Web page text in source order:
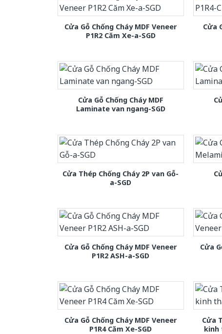
Cửa Gỗ Chống Cháy MDF Veneer
P1R2 Căm Xe-a-SGD
Cửa
Cửa Gỗ Chống Cháy MDF
Laminate van ngang-SGD
Cửa Thép Chống Cháy 2P van Gỗ-
a-SGD
Cửa Gỗ Chống Cháy MDF Veneer
P1R2 ASH-a-SGD
Cửa
Cửa Gỗ Chống Cháy MDF Veneer
P1R4 Căm Xe-SGD
Cửa
kinh